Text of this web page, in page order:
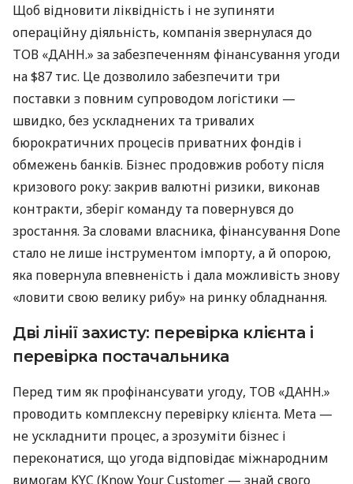
Щоб відновити ліквідність і не зупиняти
операційну діяльність, компанія звернулася до
ТОВ «ДАНН.» за забезпеченням фінансування угоди
на $87 тис. Це дозволило забезпечити три
поставки з повним супроводом логістики —
швидко, без ускладнених та тривалих
бюрократичних процесів приватних фондів і
обмежень банків. Бізнес продовжив роботу після
кризового року: закрив валютні ризики, виконав
контракти, зберіг команду та повернувся до
зростання. За словами власника, фінансування Done
стало не лише інструментом імпорту, а й опорою,
яка повернула впевненість і дала можливість знову
«ловити свою велику рибу» на ринку обладнання.
Дві лінії захисту: перевірка клієнта і
перевірка постачальника
Перед тим як профінансувати угоду, ТОВ «ДАНН.»
проводить комплексну перевірку клієнта. Мета —
не ускладнити процес, а зрозуміти бізнес і
переконатися, що угода відповідає міжнародним
вимогам KYC (Know Your Customer — знай свого